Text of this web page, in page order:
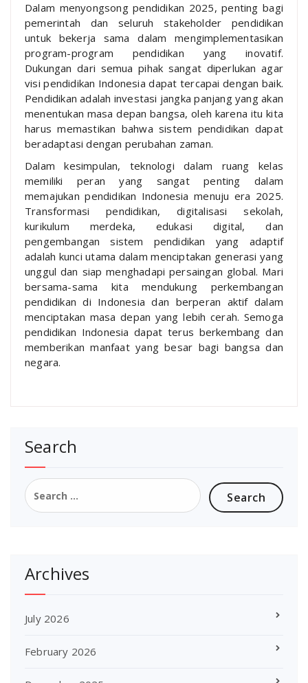
Dalam menyongsong pendidikan 2025, penting bagi
pemerintah dan seluruh stakeholder pendidikan
untuk bekerja sama dalam mengimplementasikan
program-program pendidikan yang inovatif.
Dukungan dari semua pihak sangat diperlukan agar
visi pendidikan Indonesia dapat tercapai dengan baik.
Pendidikan adalah investasi jangka panjang yang akan
menentukan masa depan bangsa, oleh karena itu kita
harus memastikan bahwa sistem pendidikan dapat
beradaptasi dengan perubahan zaman.
Dalam kesimpulan, teknologi dalam ruang kelas
memiliki peran yang sangat penting dalam
memajukan pendidikan Indonesia menuju era 2025.
Transformasi pendidikan, digitalisasi sekolah,
kurikulum merdeka, edukasi digital, dan
pengembangan sistem pendidikan yang adaptif
adalah kunci utama dalam menciptakan generasi yang
unggul dan siap menghadapi persaingan global. Mari
bersama-sama kita mendukung perkembangan
pendidikan di Indonesia dan berperan aktif dalam
menciptakan masa depan yang lebih cerah. Semoga
pendidikan Indonesia dapat terus berkembang dan
memberikan manfaat yang besar bagi bangsa dan
negara.
Search
Search
for:
Archives
July 2026
February 2026